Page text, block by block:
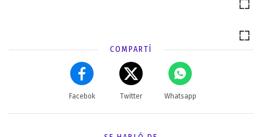
COMPARTÍ
Facebok Twitter Whatsapp